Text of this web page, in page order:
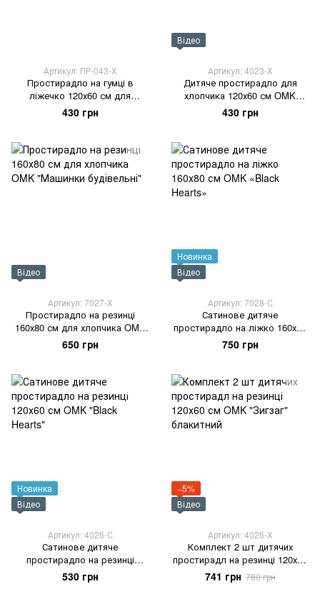
Артикул: ПР-043-Х
Простирадло на гумці в
ліжечко 120х60 см для
дівчинки OMK "Цукерки"
430 грн
Відео
Артикул: 4023-Х
Дитяче простирадло для
хлопчика 120х60 см OMK
"Будівельні машини" жовтий
430 грн
Відео
Артикул: 7027-Х
Простирадло на резинці
160х80 см для хлопчика OMK
"Машинки будівельні"
650 грн
Новинка
Відео
Артикул: 7028-С
Сатинове дитяче
простирадло на ліжко 160х80
см OMK «Black Hearts»
750 грн
Новинка
Відео
Артикул: 4026-С
Сатинове дитяче
простирадло на резинці
120х60 см OMK "Black Hearts"
530 грн
−5%
Відео
Артикул: 4026-Х
Комплект 2 шт дитячих
простирадл на резинці 120х60
см OMK "Зигзаг" блакитний
741 грн 780 грн